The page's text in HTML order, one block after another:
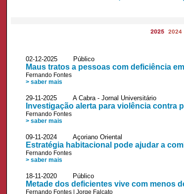
2025 2024
02-12-2025 Público
Maus tratos a pessoas com deficiência
Fernando Fontes
> saber mais
29-11-2025 A Cabra - Jornal Universitário
Investigação alerta para violência contra
Fernando Fontes
> saber mais
09-11-2024 Açoriano Oriental
Estratégia habitacional pode ajudar a
Fernando Fontes
> saber mais
18-11-2020 Público
Metade dos deficientes vive com menos
Fernando Fontes Jorge Falcato